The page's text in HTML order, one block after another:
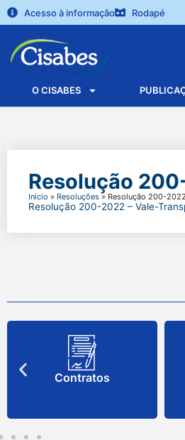
Acesso à informação Rodapé
O CISABES
Resolução
Início » Resoluções» Resolução 200-
Resolução 200-2022 – Vale-
Contratos